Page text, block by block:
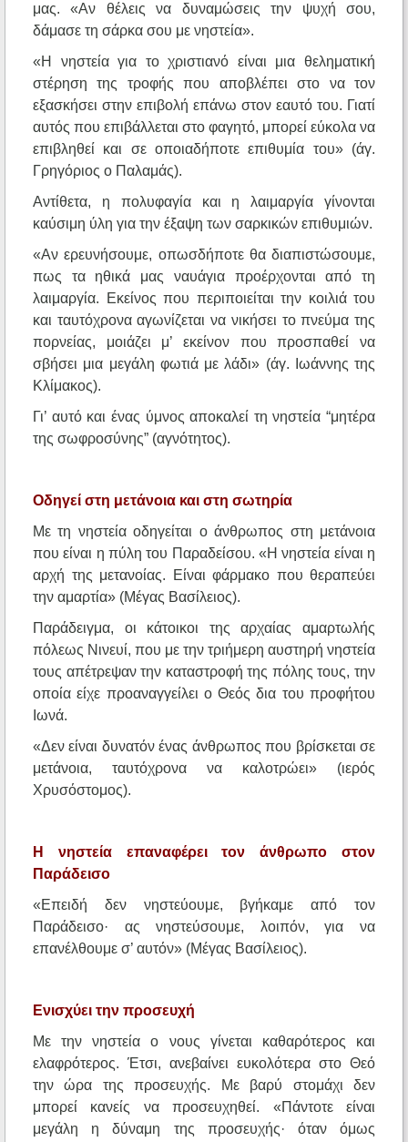
μας. «Αν θέλεις να δυναμώσεις την ψυχή σου,
δάμασε τη σάρκα σου με νηστεία».
«Η νηστεία για το χριστιανό είναι μια θεληματική
στέρηση της τροφής που αποβλέπει στο να τον
εξασκήσει στην επιβολή επάνω στον εαυτό του. Γιατί
αυτός που επιβάλλεται στο φαγητό, μπορεί εύκολα να
επιβληθεί και σε οποιαδήποτε επιθυμία του» (άγ.
Γρηγόριος ο Παλαμάς).
Αντίθετα, η πολυφαγία και η λαιμαργία γίνονται
καύσιμη ύλη για την έξαψη των σαρκικών επιθυμιών.
«Αν ερευνήσουμε, οπωσδήποτε θα διαπιστώσουμε,
πως τα ηθικά μας ναυάγια προέρχονται από τη
λαιμαργία. Εκείνος που περιποιείται την κοιλιά του
και ταυτόχρονα αγωνίζεται να νικήσει το πνεύμα της
πορνείας, μοιάζει μ’ εκείνον που προσπαθεί να
σβήσει μια μεγάλη φωτιά με λάδι» (άγ. Ιωάννης της
Κλίμακος).
Γι’ αυτό και ένας ύμνος αποκαλεί τη νηστεία “μητέρα
της σωφροσύνης” (αγνότητος).
Οδηγεί στη μετάνοια και στη σωτηρία
Με τη νηστεία οδηγείται ο άνθρωπος στη μετάνοια
που είναι η πύλη του Παραδείσου. «Η νηστεία είναι η
αρχή της μετανοίας. Είναι φάρμακο που θεραπεύει
την αμαρτία» (Μέγας Βασίλειος).
Παράδειγμα, οι κάτοικοι της αρχαίας αμαρτωλής
πόλεως Νινευί, που με την τριήμερη αυστηρή νηστεία
τους απέτρεψαν την καταστροφή της πόλης τους, την
οποία είχε προαναγγείλει ο Θεός δια του προφήτου
Ιωνά.
«Δεν είναι δυνατόν ένας άνθρωπος που βρίσκεται σε
μετάνοια, ταυτόχρονα να καλοτρώει» (ιερός
Χρυσόστομος).
Η νηστεία επαναφέρει τον άνθρωπο στον
Παράδεισο
«Επειδή δεν νηστεύουμε, βγήκαμε από τον
Παράδεισο· ας νηστεύσουμε, λοιπόν, για να
επανέλθουμε σ’ αυτόν» (Μέγας Βασίλειος).
Ενισχύει την προσευχή
Με την νηστεία ο νους γίνεται καθαρότερος και
ελαφρότερος. Έτσι, ανεβαίνει ευκολότερα στο Θεό
την ώρα της προσευχής. Με βαρύ στομάχι δεν
μπορεί κανείς να προσευχηθεί. «Πάντοτε είναι
μεγάλη η δύναμη της προσευχής· όταν όμως